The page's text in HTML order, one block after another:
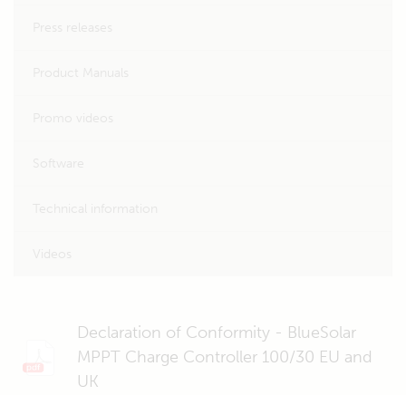
Declaration of Conformity - BlueSolar
MPPT Charge Controller 100/30 EU and
UK